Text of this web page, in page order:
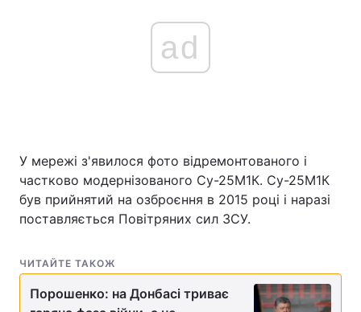
ad
У мережі з'явилося фото відремонтованого і
частково модернізованого Су-25М1К. Су-25М1К
був прийнятий на озброєння в 2015 році і наразі
поставляється Повітряних сил ЗСУ.
ЧИТАЙТЕ ТАКОЖ
Порошенко: на Донбасі триває